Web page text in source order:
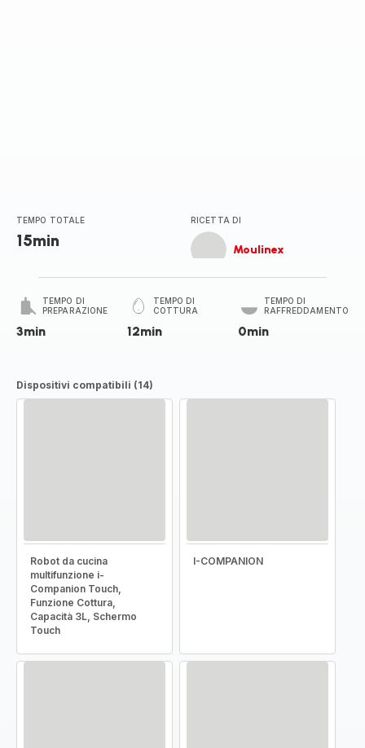
TEMPO TOTALE
15min
RICETTA DI
Moulinex
TEMPO DI
PREPARAZIONE
3min
TEMPO DI
COTTURA
12min
TEMPO DI
RAFFREDDAMENTO
0min
Dispositivi compatibili (14)
Robot da cucina
multifunzione i-
Companion Touch,
Funzione Cottura,
Capacità 3L, Schermo
Touch
I-COMPANION